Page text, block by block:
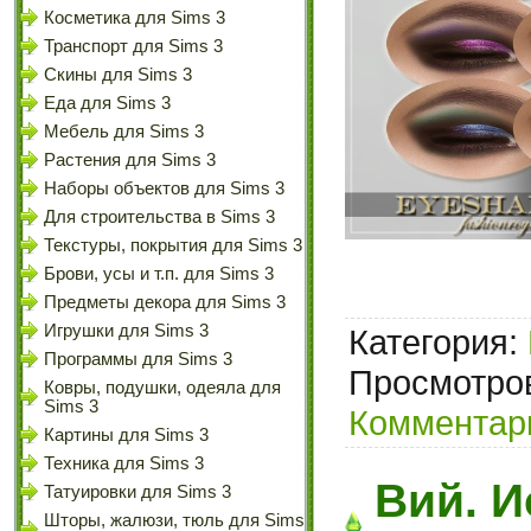
Косметика для Sims 3
Транспорт для Sims 3
Скины для Sims 3
Еда для Sims 3
Мебель для Sims 3
Растения для Sims 3
Наборы объектов для Sims 3
Для строительства в Sims 3
Текстуры, покрытия для Sims 3
Брови, усы и т.п. для Sims 3
Предметы декора для Sims 3
Игрушки для Sims 3
Программы для Sims 3
Ковры, подушки, одеяла для
Sims 3
Картины для Sims 3
Техника для Sims 3
Татуировки для Sims 3
Шторы, жалюзи, тюль для Sims
Категория:
Вий.